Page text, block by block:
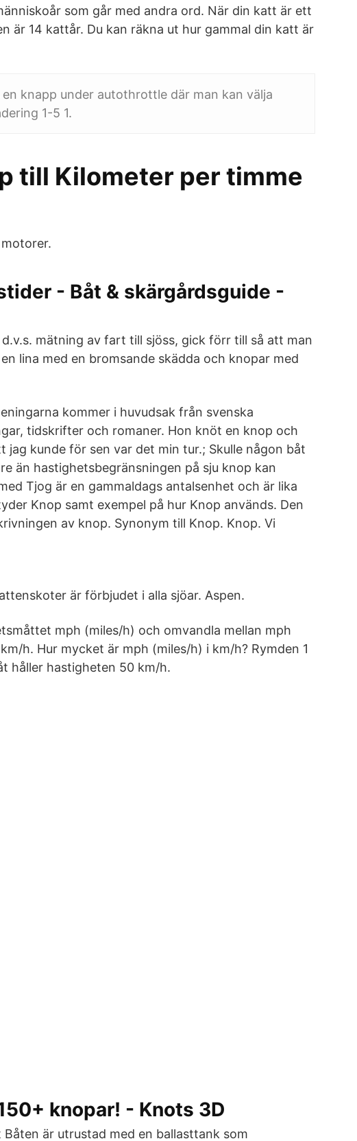
som går med andra ord. När din katt är ett
är 14 kattår. Du kan räkna ut hur gammal din katt är
knapp under autothrottle där man kan välja
1-5 1.
till Kilometer per timme
motorer.
- Båt & skärgårdsguide -
mätning av fart till sjöss, gick förr till så att man
lina med en bromsande skädda och knopar med
kommer i huvudsak från svenska
tidskrifter och romaner. Hon knöt en knop och
jag kunde för sen var det min tur.; Skulle någon båt
än hastighetsbegränsningen på sju knop kan
Tjog är en gammaldags antalsenhet och är lika
Knop samt exempel på hur Knop används. Den
av knop. Synonym till Knop. Knop. Vi
är förbjudet i alla sjöar. Aspen.
mph (miles/h) och omvandla mellan mph
h. Hur mycket är mph (miles/h) i km/h? Rymden 1
håller hastigheten 50 km/h.
knopar! - Knots 3D
är utrustad med en ballasttank som